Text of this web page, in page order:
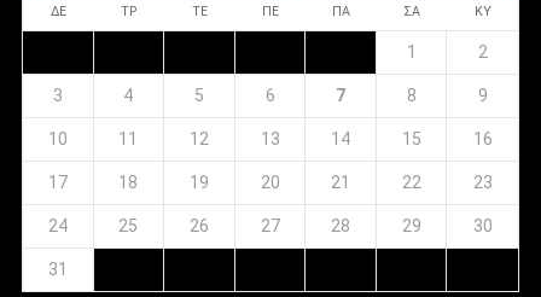
ΔΕ ΤΡ ΤΕ ΠΕ ΠΑ ΣΑ ΚΥ
1 2
3 4 5 6 7 8 9
10 11 12 13 14 15 16
17 18 19 20 21 22 23
24 25 26 27 28 29 30
31